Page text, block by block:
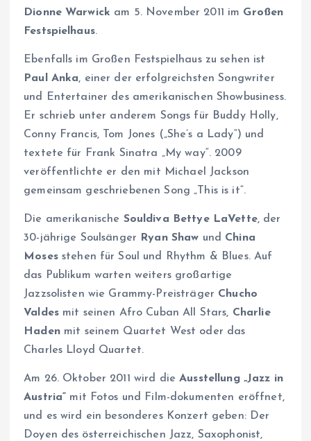
Dionne Warwick am 5. November 2011 im Großen
Festspielhaus.
Ebenfalls im Großen Festspielhaus zu sehen ist
Paul Anka, einer der erfolgreichsten Songwriter
und Entertainer des amerikanischen Showbusiness.
Er schrieb unter anderem Songs für Buddy Holly,
Conny Francis, Tom Jones („She’s a Lady“) und
textete für Frank Sinatra „My way“. 2009
veröffentlichte er den mit Michael Jackson
gemeinsam geschriebenen Song „This is it“.
Die amerikanische Souldiva Bettye LaVette, der
30-jährige Soulsänger
Ryan Shaw und China
Mosesstehen für Soul und Rhythm & Blues. Auf
das Publikum warten weiters großartige
Jazzsolisten wie Grammy-Preisträger Chucho
Valdesmit seinen Afro Cuban All Stars, Charlie
Hadenmit seinem Quartet West oder das
Charles Lloyd Quartet.
Am 26. Oktober 2011 wird dieAusstellung „Jazz in
Austria“ mit Fotos und Film-dokumenten eröffnet,
und es wird ein besonderes Konzert geben: Der
Doyen des österreichischen Jazz, Saxophonist,